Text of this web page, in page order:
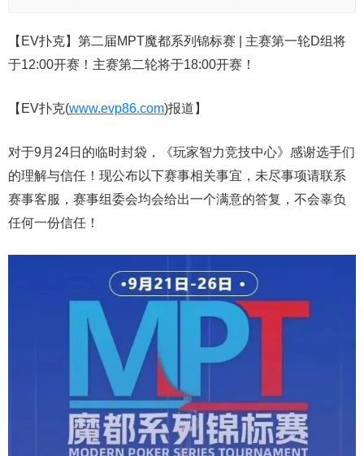
【EV扑克】第二届MPT魔都系列锦标赛 | 主赛第一轮D组将
于12:00开赛！主赛第二轮将于18:00开赛！
【EV扑克(www.evp86.com)报道】
对于9月24日的临时封袋，《玩家智力竞技中心》感谢选手们
的理解与信任！现公布以下赛事相关事宜，未尽事项请联系
赛事客服，赛事组委会均会给出一个满意的答复，不会辜负
任何一份信任！